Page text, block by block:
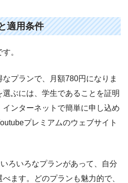
適用条件
。
プランで、月額780円になりま
ぶには、学生であることを証明
ンターネットで簡単に申し込め
プレミアムのウェブサイト
ろいろなプランがあって、自分
ます。どのプランも魅力的で、